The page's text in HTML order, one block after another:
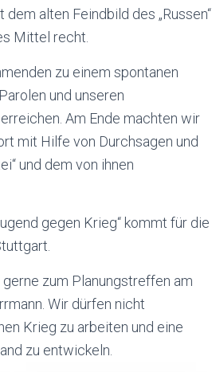
alten Feindbild des „Russen“
Mittel recht.
zu einem spontanen
und unseren
Am Ende machten wir
mit Hilfe von Durchsagen und
und dem von ihnen
gegen Krieg“ kommt für die
zum Planungstreffen am
Wir dürfen nicht
Krieg zu arbeiten und eine
zu entwickeln.